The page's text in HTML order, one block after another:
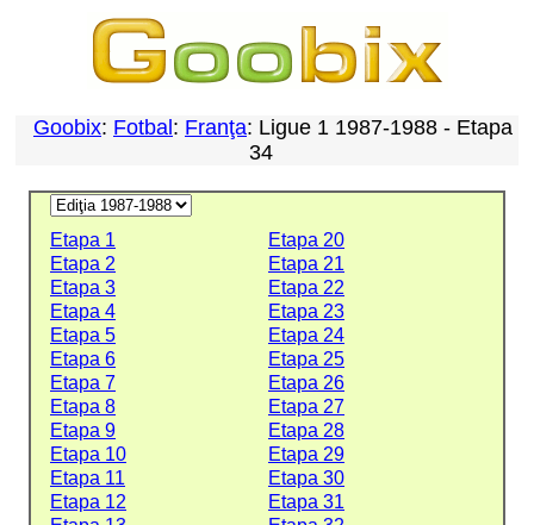
Goobix: Fotbal : Franţa: Ligue 1 1987-1988 - Etapa
34
Etapa 1
Etapa 20
Etapa 2
Etapa 21
Etapa 3
Etapa 22
Etapa 4
Etapa 23
Etapa 5
Etapa 24
Etapa 6
Etapa 25
Etapa 7
Etapa 26
Etapa 8
Etapa 27
Etapa 9
Etapa 28
Etapa 10
Etapa 29
Etapa 11
Etapa 30
Etapa 12
Etapa 31